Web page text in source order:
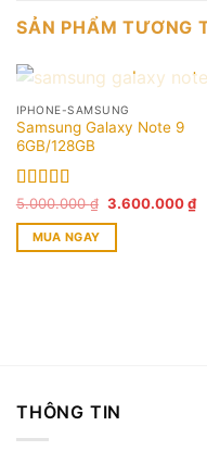
SẢN PHẨM TƯƠNG
HẾT HÀNG
IPHONE-SAMSUNG
Samsung Galaxy Note 9
6GB/128GB
Được xếp
hạng5.005
sao
5.000.000₫ Giá
là:
3.600.000₫Giá
MUA NGAY
THÔNG TIN